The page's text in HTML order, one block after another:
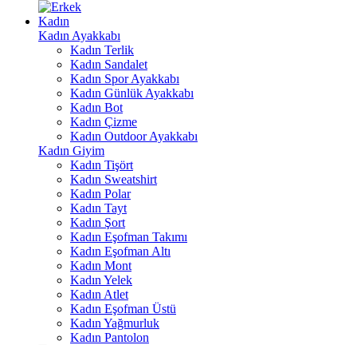
Kadın
Kadın Ayakkabı
Kadın Terlik
Kadın Sandalet
Kadın Spor Ayakkabı
Kadın Günlük Ayakkabı
Kadın Bot
Kadın Çizme
Kadın Outdoor Ayakkabı
Kadın Giyim
Kadın Tişört
Kadın Sweatshirt
Kadın Polar
Kadın Tayt
Kadın Şort
Kadın Eşofman Takımı
Kadın Eşofman Altı
Kadın Mont
Kadın Yelek
Kadın Atlet
Kadın Eşofman Üstü
Kadın Yağmurluk
Kadın Pantolon